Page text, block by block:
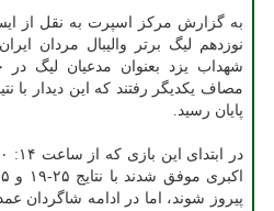
به گزارش مرکز اسپرت به نقل از
نوزدهم لیگ برتر والیبال مردان
شهداب یزد بعنوان مدعیان لیگ
پایان رسید.
پیروز شوند، اما در ادامه شاگردان